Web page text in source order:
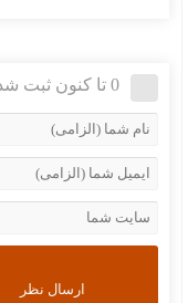
0 تا کنون ثبت شده است